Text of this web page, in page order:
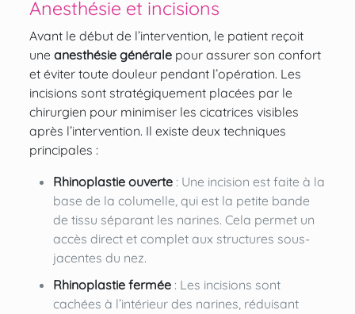
Anesthésie et incisions
Avant le début de l’intervention, le patient reçoit
une anesthésie généralepour assurer son confort
et éviter toute douleur pendant l’opération. Les
incisions sont stratégiquement placées par le
chirurgien pour minimiser les cicatrices visibles
après l’intervention. Il existe deux techniques
principales :
Rhinoplastie ouverte: Une incision est faite à la
base de la columelle, qui est la petite bande
de tissu séparant les narines. Cela permet un
accès direct et complet aux structures sous-
jacentes du nez.
Rhinoplastie fermée: Les incisions sont
cachées à l’intérieur des narines, réduisant